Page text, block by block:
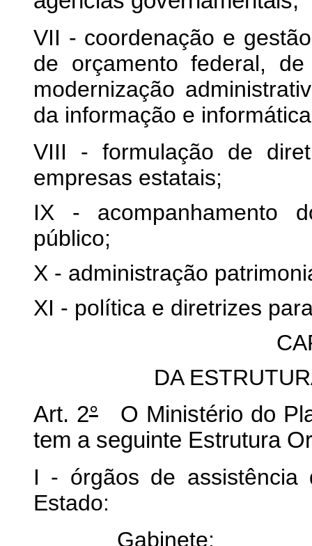
VII - coordenação e
de orçamento federal,
modernização
da informação e
VIII - formulação de
empresas estatais;
IX - acompanhamento
público;
X - administração
XI - política e diretrizes
DA
Art. 2°O Ministério do
tem a seguinte Estrutura
I - órgãos de assistência
Estado:
Gabinete;